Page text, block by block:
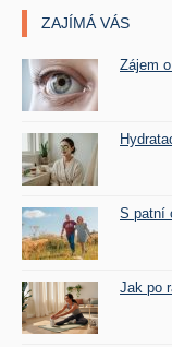
ZAJÍMÁ VÁS
Zájem
S patní
Jak po